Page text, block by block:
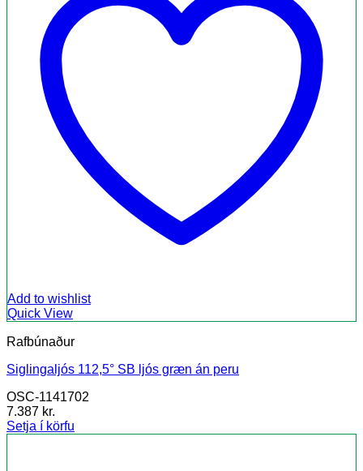
Add to wishlist
Quick View
Rafbúnaður
Siglingaljós 112,5° SB ljós græn án peru
OSC-1141702
7.387 kr.
Setja í körfu